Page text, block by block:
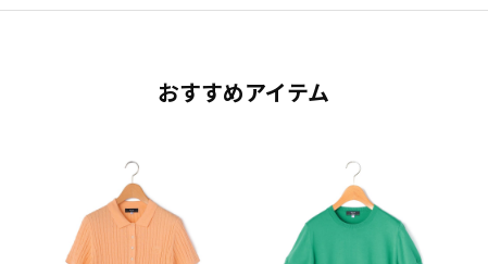
おすすめアイテム